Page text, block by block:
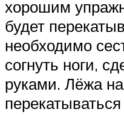
хорошим
будет
необходимо
согнуть ноги,
руками. Лёжа